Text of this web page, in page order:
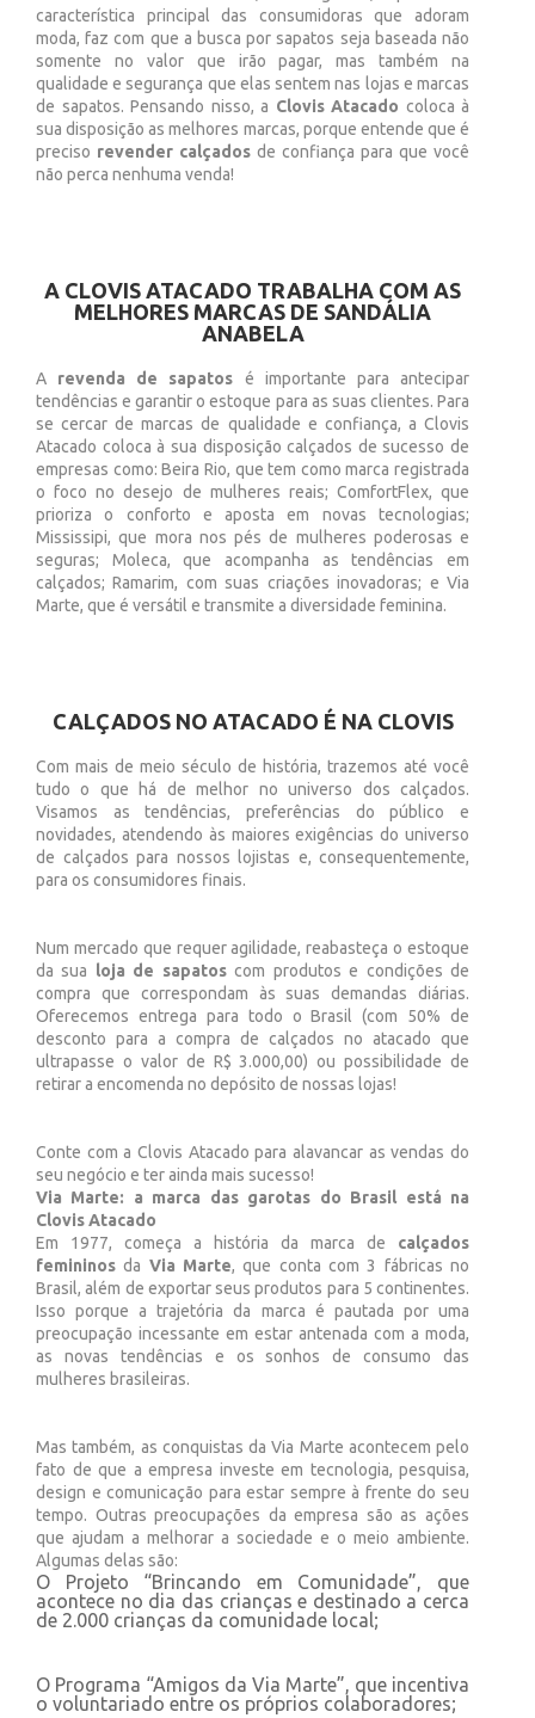
característica principal das consumidoras que adoram
moda, faz com que a busca por sapatos seja baseada não
somente no valor que irão pagar, mas também na
qualidade e segurança que elas sentem nas lojas e marcas
de sapatos. Pensando nisso, a Clovis Atacado coloca à
sua disposição as melhores marcas, porque entende que é
preciso revender calçados de confiança para que você
não perca nenhuma venda!
A CLOVIS ATACADO TRABALHA COM AS
MELHORES MARCAS DE SANDÁLIA
ANABELA
A revenda de sapatos é importante para antecipar
tendências e garantir o estoque para as suas clientes. Para
se cercar de marcas de qualidade e confiança, a Clovis
Atacado coloca à sua disposição calçados de sucesso de
empresas como: Beira Rio, que tem como marca registrada
o foco no desejo de mulheres reais; ComfortFlex, que
prioriza o conforto e aposta em novas tecnologias;
Mississipi, que mora nos pés de mulheres poderosas e
seguras; Moleca, que acompanha as tendências em
calçados; Ramarim, com suas criações inovadoras; e Via
Marte, que é versátil e transmite a diversidade feminina.
CALÇADOS NO ATACADO É NA CLOVIS
Com mais de meio século de história, trazemos até você
tudo o que há de melhor no universo dos calçados.
Visamos as tendências, preferências do público e
novidades, atendendo às maiores exigências do universo
de calçados para nossos lojistas e, consequentemente,
para os consumidores finais.
Num mercado que requer agilidade, reabasteça o estoque
da sua
loja de sapatoscom produtos e condições de
compra que correspondam às suas demandas diárias.
Oferecemos entrega para todo o Brasil (com 50% de
desconto para a compra de calçados no atacado que
ultrapasse o valor de R$ 3.000,00) ou possibilidade de
retirar a encomenda no depósito de nossas lojas!
Conte com a Clovis Atacado para alavancar as vendas do
seu negócio e ter ainda mais sucesso!
Via Marte: a marca das garotas do Brasil está na
Clovis Atacado
Em 1977, começa a história da marca de calçados
femininosda Via Marte, que conta com 3 fábricas no
Brasil, além de exportar seus produtos para 5 continentes.
Isso porque a trajetória da marca é pautada por uma
preocupação incessante em estar antenada com a moda,
as novas tendências e os sonhos de consumo das
mulheres brasileiras.
Mas também, as conquistas da Via Marte acontecem pelo
fato de que a empresa investe em tecnologia, pesquisa,
design e comunicação para estar sempre à frente do seu
tempo. Outras preocupações da empresa são as ações
que ajudam a melhorar a sociedade e o meio ambiente.
Algumas delas são:
O Projeto “Brincando em Comunidade”, que
acontece no dia das crianças e destinado a cerca
de 2.000 crianças da comunidade local;
O Programa “Amigos da Via Marte”, que incentiva
o voluntariado entre os próprios colaboradores;